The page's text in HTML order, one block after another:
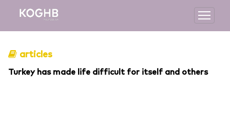
articles
Turkey has made life difficult for itself and others